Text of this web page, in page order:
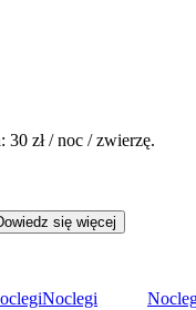
30 zł / noc / zwierzę.
się więcej
Noclegi